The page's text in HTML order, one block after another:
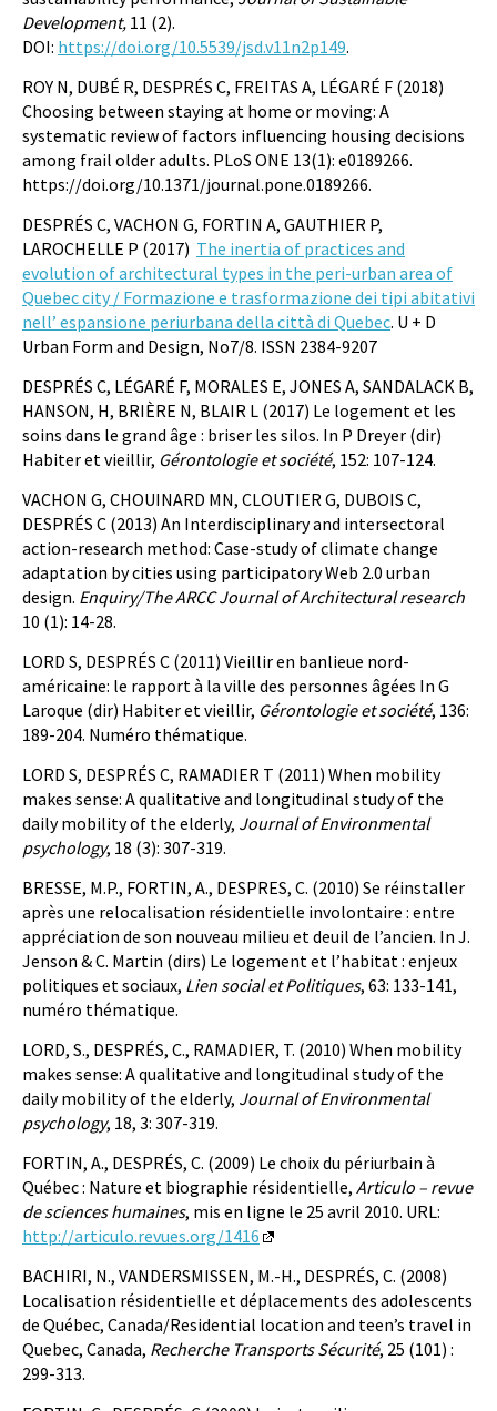
Development, 11 (2).
DOI: https://doi.org/10.5539/jsd.v11n2p149.
ROY N, DUBÉ R, DESPRÉS C, FREITAS A, LÉGARÉ F (2018)
Choosing between staying at home or moving: A
systematic review of factors influencing housing decisions
among frail older adults. PLoS ONE 13(1): e0189266.
https://doi.org/10.1371/journal.pone.0189266.
DESPRÉS C, VACHON G, FORTIN A, GAUTHIER P,
LAROCHELLE P (2017) The inertia of practices and
evolution of architectural types in the peri-urban area of
Quebec city / Formazione e trasformazione dei tipi abitativi
nell’ espansione periurbana della città di Quebec. U + D
Urban Form and Design, No7/8. ISSN 2384-9207
DESPRÉS C, LÉGARÉ F, MORALES E, JONES A, SANDALACK B,
HANSON, H, BRIÈRE N, BLAIR L (2017) Le logement et les
soins dans le grand âge : briser les silos. In P Dreyer (dir)
Habiter et vieillir, Gérontologie et société, 152: 107-124.
VACHON G, CHOUINARD MN, CLOUTIER G, DUBOIS C,
DESPRÉS C (2013) An Interdisciplinary and intersectoral
action-research method: Case-study of climate change
adaptation by cities using participatory Web 2.0 urban
design. Enquiry/The ARCC Journal of Architectural research
10 (1): 14-28.
LORD S, DESPRÉS C (2011) Vieillir en banlieue nord-
américaine: le rapport à la ville des personnes âgées In G
Laroque (dir) Habiter et vieillir, Gérontologie et société, 136:
189-204. Numéro thématique.
LORD S, DESPRÉS C, RAMADIER T (2011) When mobility
makes sense: A qualitative and longitudinal study of the
daily mobility of the elderly, Journal of Environmental
psychology, 18 (3): 307-319.
BRESSE, M.P., FORTIN, A., DESPRES, C. (2010) Se réinstaller
après une relocalisation résidentielle involontaire : entre
appréciation de son nouveau milieu et deuil de l’ancien. In J.
Jenson & C. Martin (dirs) Le logement et l’habitat : enjeux
politiques et sociaux, Lien social et Politiques, 63: 133-141,
numéro thématique.
LORD, S., DESPRÉS, C., RAMADIER, T. (2010) When mobility
makes sense: A qualitative and longitudinal study of the
daily mobility of the elderly, Journal of Environmental
psychology, 18, 3: 307-319.
FORTIN, A., DESPRÉS, C. (2009) Le choix du périurbain à
Québec : Nature et biographie résidentielle, Articulo – revue
de sciences humaines, mis en ligne le 25 avril 2010. URL:
http://articulo.revues.org/1416
BACHIRI, N., VANDERSMISSEN, M.-H., DESPRÉS, C. (2008)
Localisation résidentielle et déplacements des adolescents
de Québec, Canada/Residential location and teen’s travel in
Quebec, Canada, Recherche Transports Sécurité, 25 (101) :
299-313.